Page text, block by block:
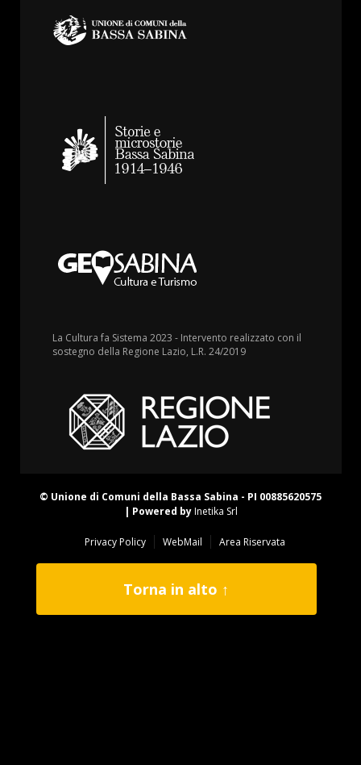
La Cultura fa Sistema 2023 - Intervento realizzato con il
sostegno della Regione Lazio, L.R. 24/2019
© Unione di Comuni della Bassa Sabina - PI 00885620575
| Powered byInetika Srl
Privacy Policy WebMail Area Riservata
Torna in alto ↑